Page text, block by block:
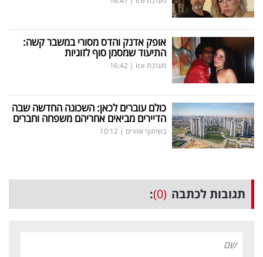
אופק אדנק והדס מסורי במשבר קשה:
התיעוד שמסמן סוף לזוגיות
מערכת ice |
16:42
כולם עוברים לכאן: השכונה החדשה שבה
הדיירים מביאים אחריהם משפחה וחברים
בשיתוף אזורים |
10:12
תגובות לכתבה (0)
: